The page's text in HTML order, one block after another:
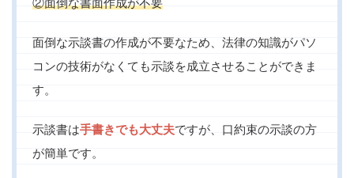
面倒な示談書の作成が不要なため、法律の知識がパソ
コンの技術がなくても示談を成立させることができま
す。
示談書は手書きでも大丈夫ですが、口約束の示談の方
が簡単です。